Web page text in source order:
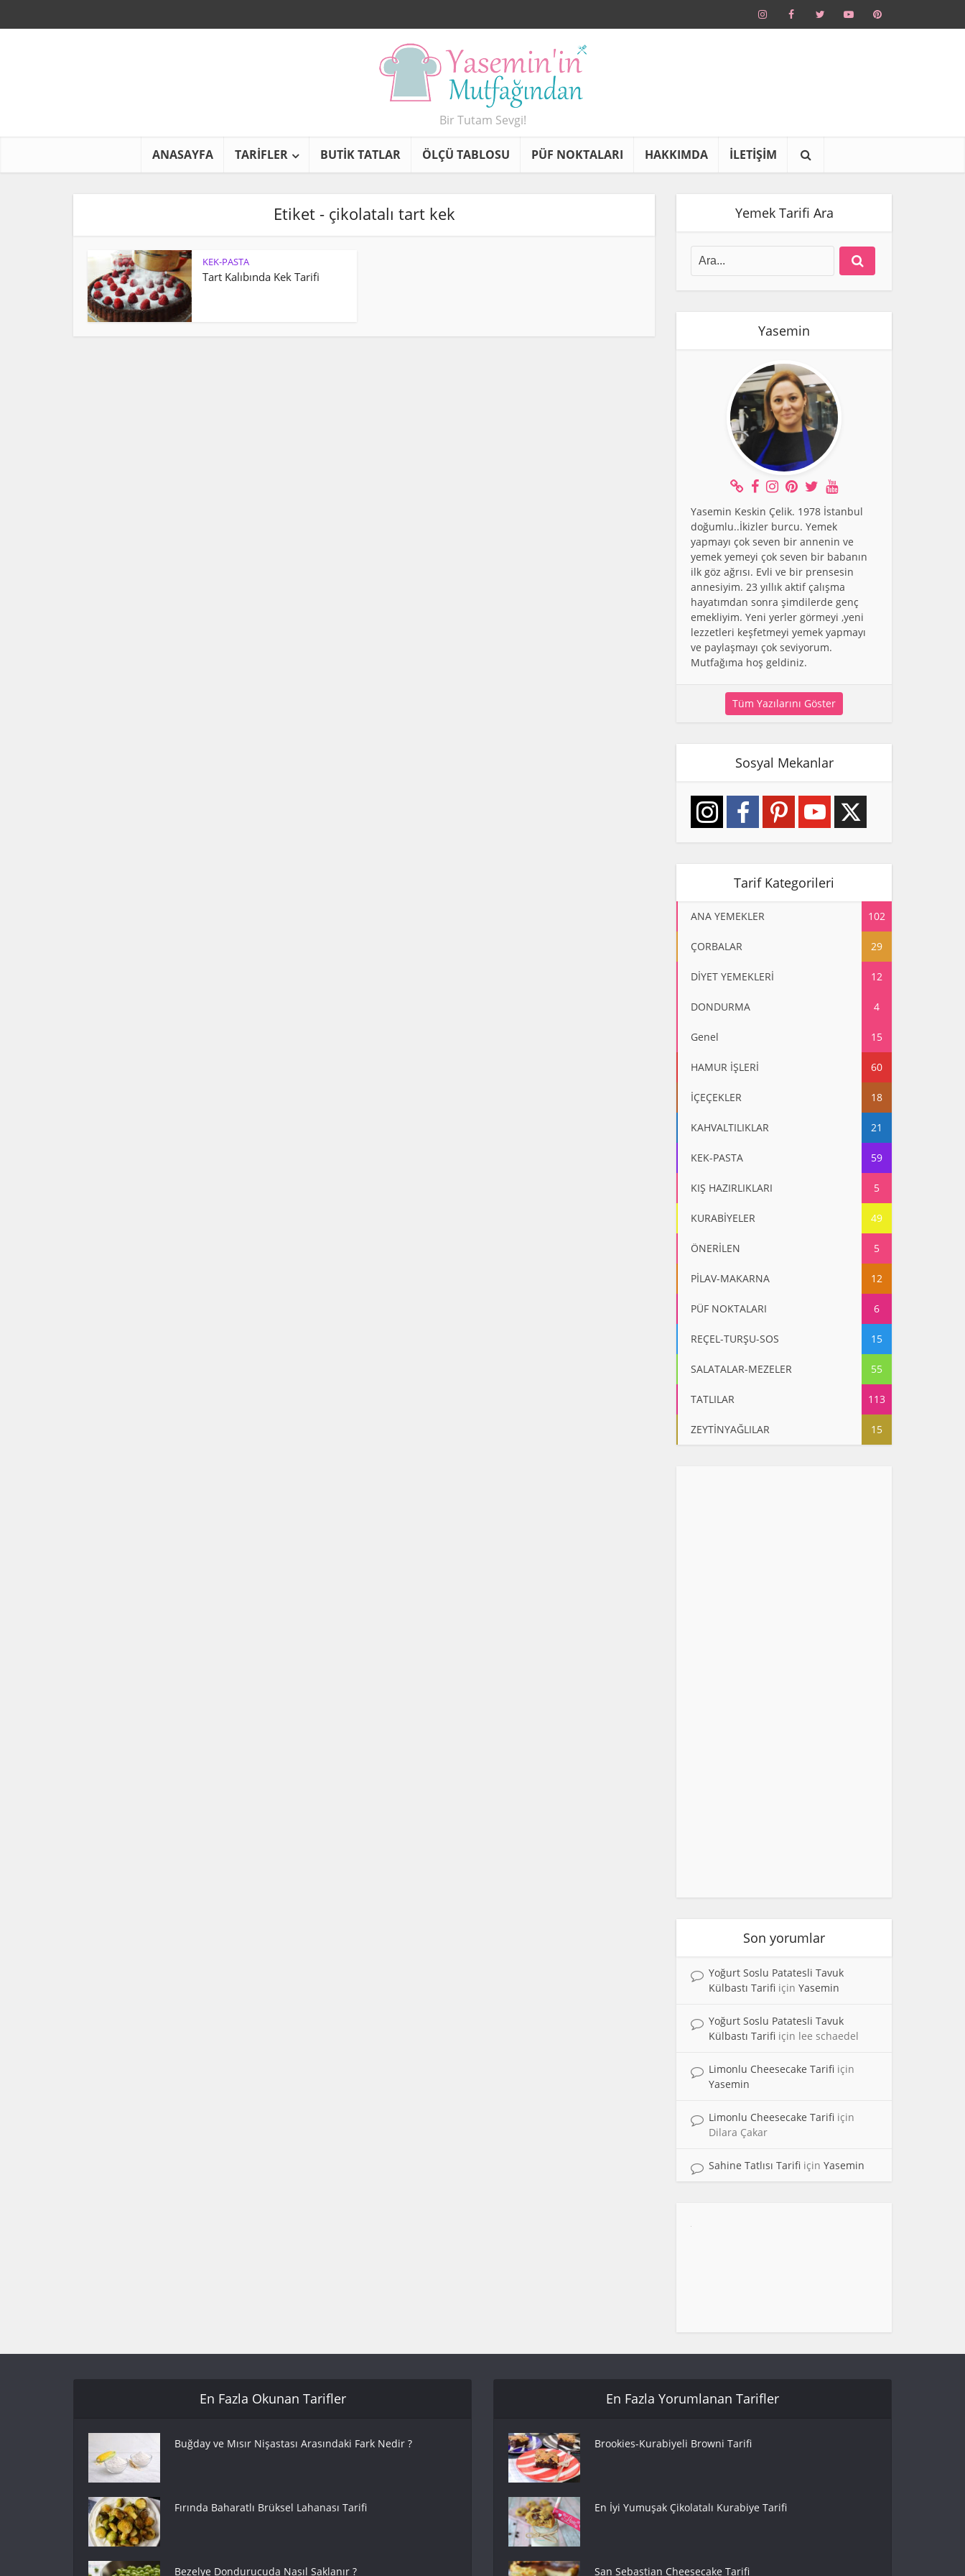
Bir Tutam Sevgi!
ANASAYFA TARİFLER BUTİK TATLAR ÖLÇÜ TABLOSU PÜF NOKTALARI HAKKIMDA İLETİŞİM
Etiket - çikolatalı tart kek
KEK-PASTA
Tart Kalıbında Kek Tarifi
Yemek Tarifi Ara
Yasemin
Yasemin Keskin Çelik. 1978 İstanbul
doğumlu..İkizler burcu. Yemek
yapmayı çok seven bir annenin ve
yemek yemeyi çok seven bir babanın
ilk göz ağrısı. Evli ve bir prensesin
annesiyim. 23 yıllık aktif çalışma
hayatımdan sonra şimdilerde genç
emekliyim. Yeni yerler görmeyi ,yeni
lezzetleri keşfetmeyi yemek yapmayı
ve paylaşmayı çok seviyorum.
Mutfağıma hoş geldiniz.
Tüm Yazılarını Göster
Sosyal Mekanlar
Tarif Kategorileri
ANA YEMEKLER 102
ÇORBALAR 29
DİYET YEMEKLERİ 12
DONDURMA 4
Genel 15
HAMUR İŞLERİ 60
İÇEÇEKLER 18
KAHVALTILIKLAR 21
KEK-PASTA 59
KIŞ HAZIRLIKLARI 5
KURABİYELER 49
ÖNERİLEN 5
PİLAV-MAKARNA 12
PÜF NOKTALARI 6
REÇEL-TURŞU-SOS 15
SALATALAR-MEZELER 55
TATLILAR 113
ZEYTİNYAĞLILAR 15
Son yorumlar
Yoğurt Soslu Patatesli Tavuk
Külbastı Tarifi için Yasemin
Yoğurt Soslu Patatesli Tavuk
Külbastı Tarifi için lee schaedel
Limonlu Cheesecake Tarifi için
Yasemin
Limonlu Cheesecake Tarifi için
Dilara Çakar
Sahine Tatlısı Tarifi için Yasemin
En Fazla Okunan Tarifler
Buğday ve Mısır Nişastası Arasındaki Fark Nedir ?
Fırında Baharatlı Brüksel Lahanası Tarifi
Bezelye Dondurucuda Nasıl Saklanır ?
En Fazla Yorumlanan Tarifler
Brookies-Kurabiyeli Browni Tarifi
En İyi Yumuşak Çikolatalı Kurabiye Tarifi
San Sebastian Cheesecake Tarifi